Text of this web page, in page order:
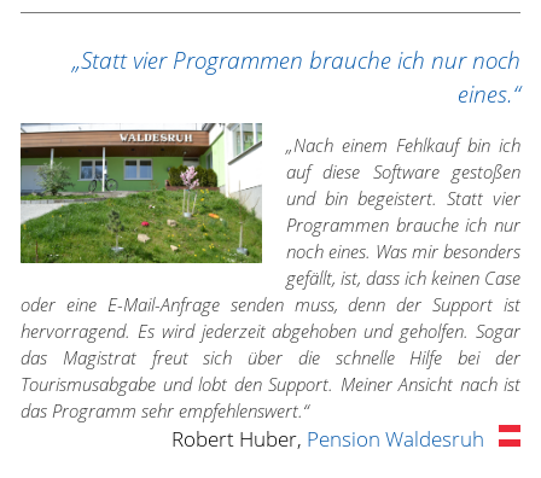
„Statt vier Programmen brauche ich nur noch
eines.“
„Nach einem Fehlkauf bin ich
auf diese Software gestoßen
und bin begeistert. Statt vier
Programmen brauche ich nur
noch eines. Was mir besonders
gefällt, ist, dass ich keinen Case
oder eine E-Mail-Anfrage senden muss, denn der Support ist
hervorragend. Es wird jederzeit abgehoben und geholfen. Sogar
das Magistrat freut sich über die schnelle Hilfe bei der
Tourismusabgabe und lobt den Support. Meiner Ansicht nach ist
das Programm sehr empfehlenswert.“
Robert Huber, Pension Waldesruh